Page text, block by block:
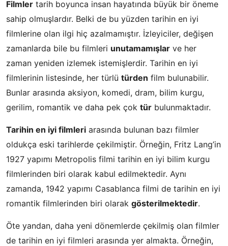
Filmler tarih boyunca insan hayatında büyük bir öneme
sahip olmuşlardır. Belki de bu yüzden tarihin en iyi
filmlerine olan ilgi hiç azalmamıştır. İzleyiciler, değişen
zamanlarda bile bu filmleri unutamamışlar ve her
zaman yeniden izlemek istemişlerdir. Tarihin en iyi
filmlerinin listesinde, her türlü türden film bulunabilir.
Bunlar arasında aksiyon, komedi, dram, bilim kurgu,
gerilim, romantik ve daha pek çok tür bulunmaktadır.
Tarihin en iyi filmleri arasında bulunan bazı filmler
oldukça eski tarihlerde çekilmiştir. Örneğin, Fritz Lang’in
1927 yapımı Metropolis filmi tarihin en iyi bilim kurgu
filmlerinden biri olarak kabul edilmektedir. Aynı
zamanda, 1942 yapımı Casablanca filmi de tarihin en iyi
romantik filmlerinden biri olarak gösterilmektedir.
Öte yandan, daha yeni dönemlerde çekilmiş olan filmler
de tarihin en iyi filmleri arasında yer almakta. Örneğin,